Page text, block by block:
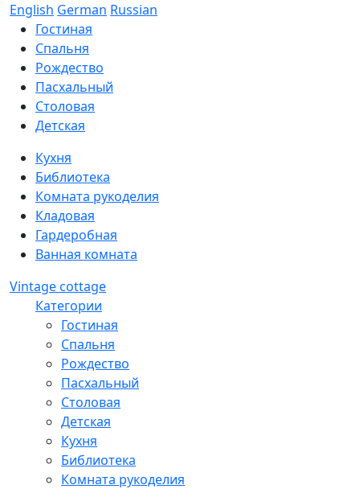
English German Russian
Гостиная
Спальня
Рождество
Пасхальный
Столовая
Детская
Кухня
Библиотека
Комната рукоделия
Кладовая
Гардеробная
Ванная комната
Vintage cottage
Категории
Гостиная
Спальня
Рождество
Пасхальный
Столовая
Детская
Кухня
Библиотека
Комната рукоделия